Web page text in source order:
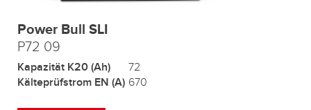
Power Bull SLI
P72 09
Kapazität K20 (Ah)
72
Kälteprüfstrom EN (A) 670